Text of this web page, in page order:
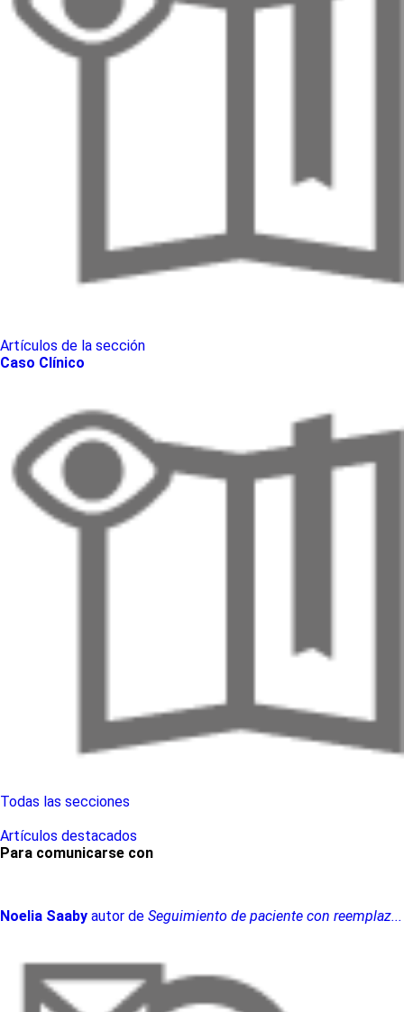
Artículos de la sección
Caso Clínico
Todas las secciones
Artículos destacados
Para comunicarse con
Noelia Saaby autor de Seguimiento de paciente con reemplaz...